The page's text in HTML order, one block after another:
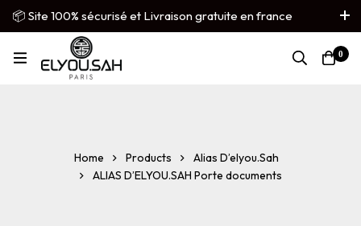
📦 Site 100% sécurisé et Livraison gratuite en france
métropolitaine
French ▼
0
Home Products
Alias D’elyou.Sah
ALIAS D’ELYOU.SAH Porte documents